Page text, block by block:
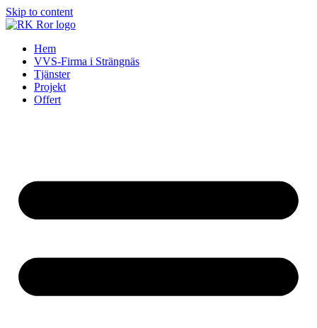
Skip to content
Hem
VVS-Firma i Strängnäs
Tjänster
Projekt
Offert